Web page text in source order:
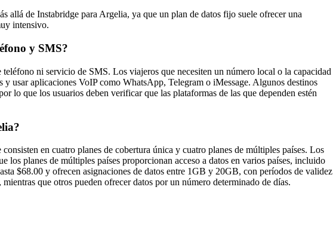
allá de Instabridge para Argelia, ya que un plan de datos fijo suele ofrecer una
intensivo.
y SMS?
ni servicio de SMS. Los viajeros que necesiten un número local o la capacidad
usar aplicaciones VoIP como WhatsApp, Telegram o iMessage. Algunos destinos
lo que los usuarios deben verificar que las plataformas de las que dependen estén
en cuatro planes de cobertura única y cuatro planes de múltiples países. Los
los planes de múltiples países proporcionan acceso a datos en varios países, incluido
$68.00 y ofrecen asignaciones de datos entre 1GB y 20GB, con períodos de validez
que otros pueden ofrecer datos por un número determinado de días.